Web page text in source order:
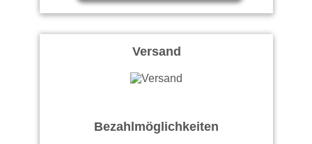
Versand
Bezahlmöglichkeiten